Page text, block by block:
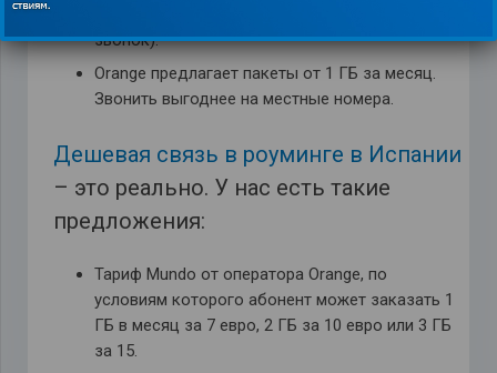
звонок).
Orange предлагает пакеты от 1 ГБ за месяц.
Звонить выгоднее на местные номера.
Дешевая связь в роуминге в Испании
– это реально. У нас есть такие
предложения:
Тариф Mundo от оператора Orange, по
условиям которого абонент может заказать 1
ГБ в месяц за 7 евро, 2 ГБ за 10 евро или 3 ГБ
за 15.